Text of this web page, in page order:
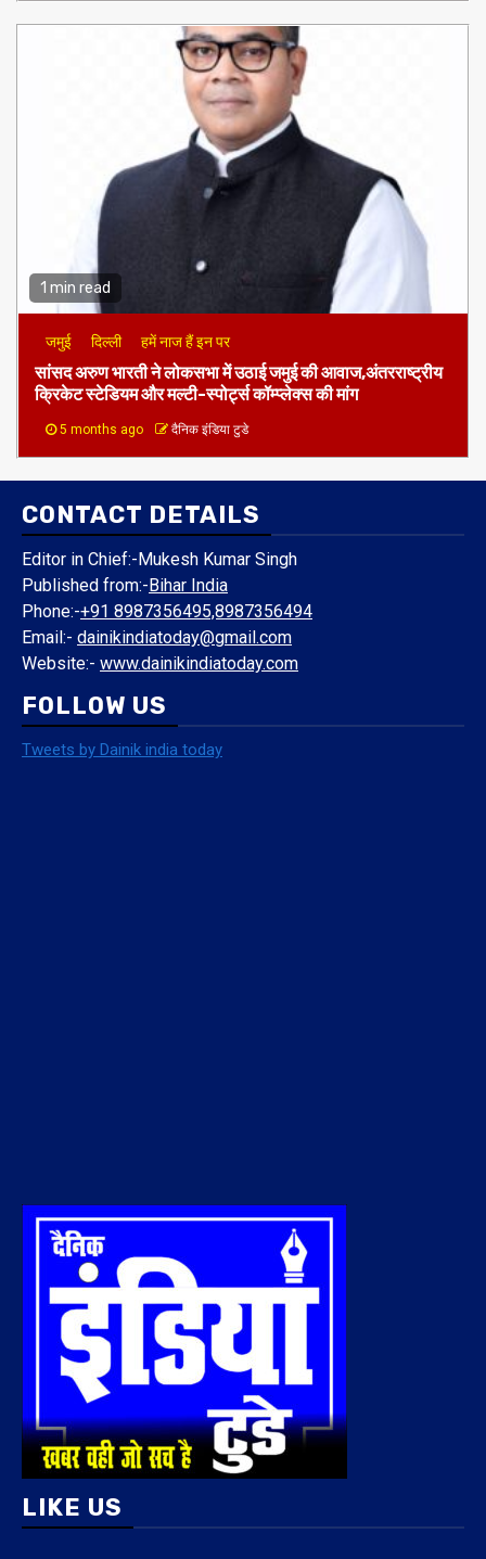
1 min read
जमुई दिल्ली हमें नाज हैं इन पर
​सांसद अरुण भारती ने लोकसभा में उठाई जमुई की आवाज,अंतरराष्ट्रीय
क्रिकेट स्टेडियम और मल्टी-स्पोर्ट्स कॉम्प्लेक्स की मांग
5 months ago दैनिक इंडिया टुडे
CONTACT DETAILS
Editor in Chief:-Mukesh Kumar Singh
Published from:-Bihar India
Phone:-+91 8987356495,8987356494
Email:- dainikindiatoday@gmail.com
Website:- www.dainikindiatoday.com
FOLLOW US
Tweets by Dainik india today
LIKE US